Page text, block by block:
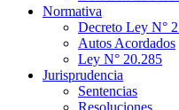
Normativa
Decreto Ley N°
Autos Acordados
Ley N° 20.285
Jurisprudencia
Sentencias
Resoluciones